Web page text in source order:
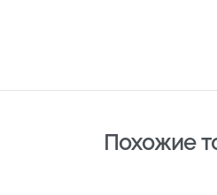
Похожие